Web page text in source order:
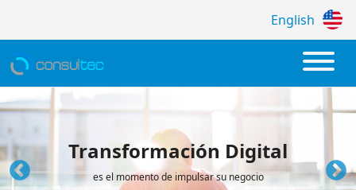
English
Empresa de Desarrollo de Software a la
Transformación Digital
es el momento de impulsar su negocio